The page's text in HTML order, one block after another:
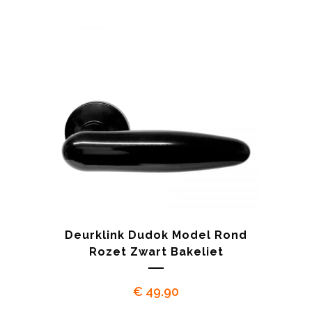
Deurklink Dudok Model Rond
Rozet Zwart Bakeliet
€ 49.90